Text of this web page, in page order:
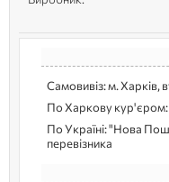
Самовивіз: м. Харків,
По Харкову кур'єром:
По Україні: "Нова
перевізника